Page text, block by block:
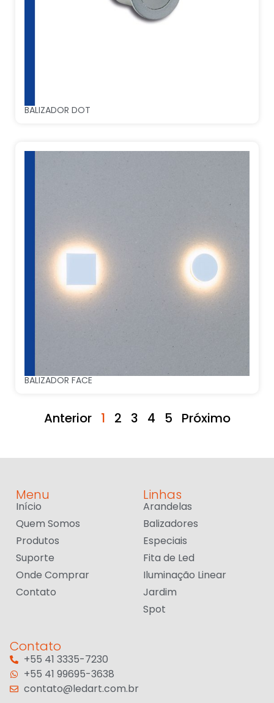
BALIZADOR DOT
BALIZADOR FACE
Anterior 1 2 3 4 5 Próximo
Menu
Início
Quem Somos
Produtos
Suporte
Onde Comprar
Contato
Linhas
Arandelas
Balizadores
Especiais
Fita de Led
Iluminação Linear
Jardim
Spot
Contato
+55 41 3335-7230
+55 41 99695-3638
contato@ledart.com.br